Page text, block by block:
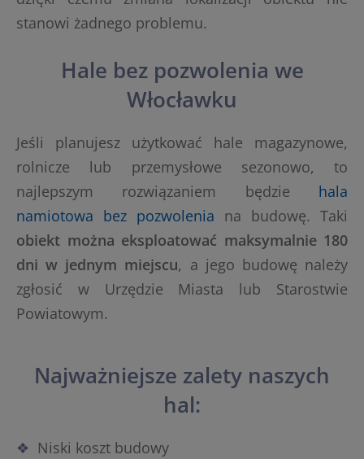
stanowi żadnego problemu.
Hale bez pozwolenia we
Włocławku
Jeśli planujesz użytkować hale magazynowe,
rolnicze lub przemysłowe sezonowo, to
najlepszym rozwiązaniem będzie hala
namiotowa bez pozwolenia na budowę. Taki
obiekt można eksploatować maksymalnie 180
dni w jednym miejscu, a jego budowę należy
zgłosić w Urzędzie Miasta lub Starostwie
Powiatowym.
Najważniejsze zalety naszych
hal:
Niski koszt budowy